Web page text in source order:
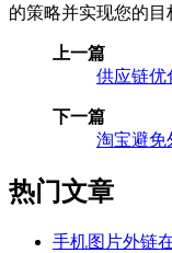
的策略并实现您的目
上一篇
供应链优
下一篇
淘宝避免
热门文章
手机图片外链